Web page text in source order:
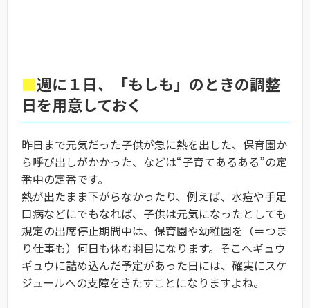
■週に１日、「もしも」のときの調整
日を用意しておく
昨日まで元気だった子供が急に熱を出した、保育園か
ら呼び出しがかかった、などは“子育てあるある”の定
番中の定番です。
熱が出たまま下がらなかったり、例えば、水痘や手足
口病などにでもなれば、子供は元気になったとしても
規定の出席停止期間中は、保育園や幼稚園を（＝つま
り仕事も）何日も休む羽目になります。そこへギュウ
ギュウに詰め込んだ予定があった日には、確実にスケ
ジュールへの支障をきたすことになりますよね。